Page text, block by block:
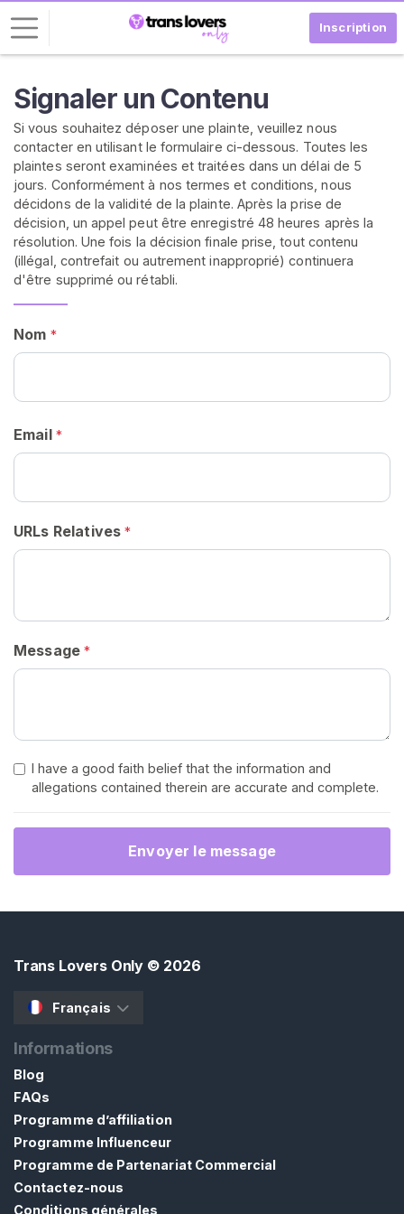
Inscription
Signaler un Contenu
Si vous souhaitez déposer une plainte, veuillez nous
contacter en utilisant le formulaire ci-dessous. Toutes les
plaintes seront examinées et traitées dans un délai de 5
jours. Conformément à nos termes et conditions, nous
décidons de la validité de la plainte. Après la prise de
décision, un appel peut être enregistré 48 heures après la
résolution. Une fois la décision finale prise, tout contenu
(illégal, contrefait ou autrement inapproprié) continuera
d'être supprimé ou rétabli.
Nom *
Email *
URLs Relatives*
Message*
I have a good faith belief that the information and
allegations contained therein are accurate and complete.
Envoyer le message
Trans Lovers Only © 2026
Français
Informations
Blog
FAQs
Programme d’affiliation
Programme Influenceur
Programme de Partenariat Commercial
Contactez-nous
Conditions générales
o
n
n
e
i
o
n
I
S
C
V
Z
V
U
G
R
A
T
E
M
E
c
e
l
P
o
u
r
i
r
l
e
s